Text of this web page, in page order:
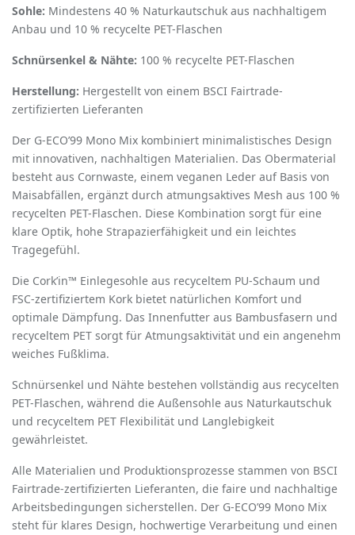
Sohle: Mindestens 40 % Naturkautschuk aus nachhaltigem
Anbau und 10 % recycelte PET-Flaschen
Schnürsenkel & Nähte: 100 % recycelte PET-Flaschen
Herstellung: Hergestellt von einem BSCI Fairtrade-
zertifizierten Lieferanten
Der G-ECO’99 Mono Mix kombiniert minimalistisches Design
mit innovativen, nachhaltigen Materialien. Das Obermaterial
besteht aus Cornwaste, einem veganen Leder auf Basis von
Maisabfällen, ergänzt durch atmungsaktives Mesh aus 100 %
recycelten PET-Flaschen. Diese Kombination sorgt für eine
klare Optik, hohe Strapazierfähigkeit und ein leichtes
Tragegefühl.
Die Cork’in™ Einlegesohle aus recyceltem PU-Schaum und
FSC-zertifiziertem Kork bietet natürlichen Komfort und
optimale Dämpfung. Das Innenfutter aus Bambusfasern und
recyceltem PET sorgt für Atmungsaktivität und ein angenehm
weiches Fußklima.
Schnürsenkel und Nähte bestehen vollständig aus recycelten
PET-Flaschen, während die Außensohle aus Naturkautschuk
und recyceltem PET Flexibilität und Langlebigkeit
gewährleistet.
Alle Materialien und Produktionsprozesse stammen von BSCI
Fairtrade-zertifizierten Lieferanten, die faire und nachhaltige
Arbeitsbedingungen sicherstellen. Der G-ECO’99 Mono Mix
steht für klares Design, hochwertige Verarbeitung und einen